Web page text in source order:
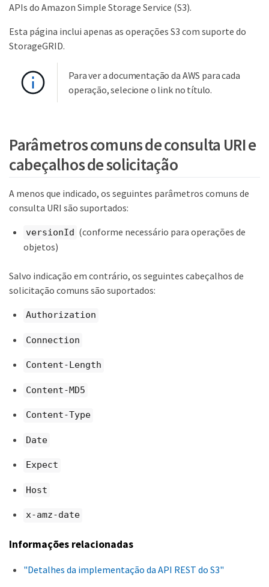
APIs do Amazon Simple Storage Service (S3).
Esta página inclui apenas as operações S3 com suporte do
StorageGRID.
Para ver a documentação da AWS para cada
operação, selecione o link no título.
Parâmetros comuns de consulta URI e
cabeçalhos de solicitação
A menos que indicado, os seguintes parâmetros comuns de
consulta URI são suportados:
versionId (conforme necessário para operações de
objetos)
Salvo indicação em contrário, os seguintes cabeçalhos de
solicitação comuns são suportados:
Authorization
Connection
Content-Length
Content-MD5
Content-Type
Date
Expect
Host
x-amz-date
Informações relacionadas
"Detalhes da implementação da API REST do S3"